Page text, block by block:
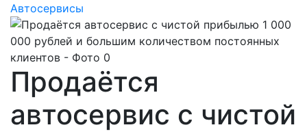
Автосервисы
Продаётся
автосервис с чистой